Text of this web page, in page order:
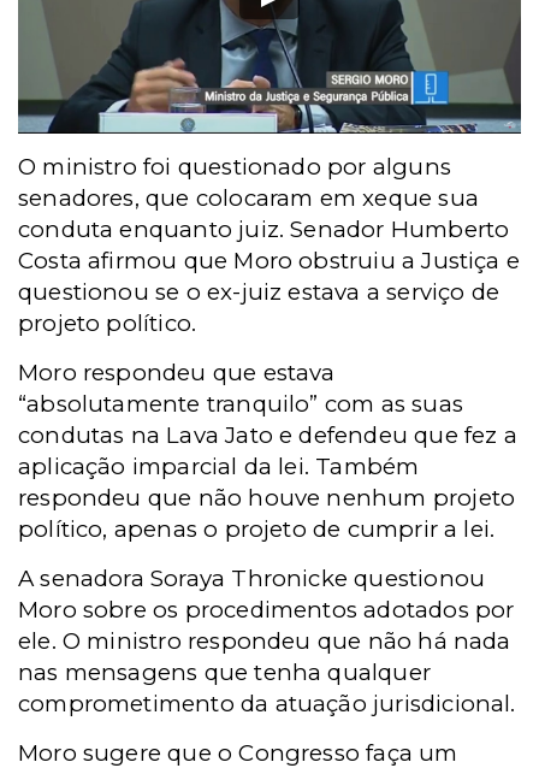
O ministro foi questionado por alguns
senadores, que colocaram em xeque sua
conduta enquanto juiz. Senador Humberto
Costa afirmou que Moro obstruiu a Justiça e
questionou se o ex-juiz estava a serviço de
projeto político.
Moro respondeu que estava
“absolutamente tranquilo” com as suas
condutas na Lava Jato e defendeu que fez a
aplicação imparcial da lei. Também
respondeu que não houve nenhum projeto
político, apenas o projeto de cumprir a lei.
A senadora Soraya Thronicke questionou
Moro sobre os procedimentos adotados por
ele. O ministro respondeu que não há nada
nas mensagens que tenha qualquer
comprometimento da atuação jurisdicional.
Moro sugere que o Congresso faça um